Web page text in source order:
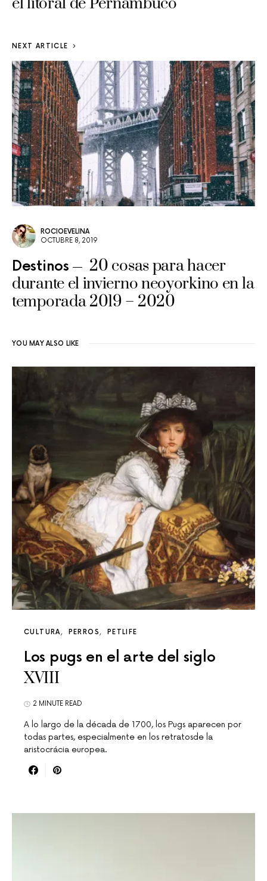
el litoral de Pernambuco
NEXT ARTICLE
ROCIOEVELINA
OCTUBRE 8, 2019
Destinos
20 cosas para hacer
durante el invierno neoyorkino en la
temporada 2019 – 2020
YOU MAY ALSO LIKE
CULTURA PERROS PETLIFE
Los pugs en el arte del siglo
XVIII
2 MINUTE READ
A lo largo de la década de 1700, los Pugs aparecen por
todas partes, especialmente en los retratosde la
aristocrácia europea.